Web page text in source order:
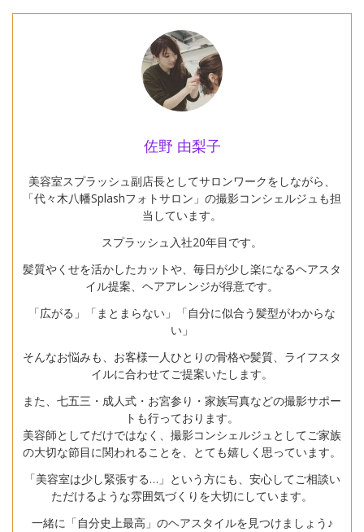
佐野 由梨子
美容室スプラッシュ副店長としてサロンワークをしながら、
「代々木八幡Splashフォトサロン」の撮影コンシェルジュも担
当しています。
スプラッシュ入社20年目です。
髪質やくせを活かしたカットや、毎日が少し楽になるヘアスタ
イル提案、ヘアアレンジが得意です。
「広がる」「まとまらない」「自分に似合う髪型がわからな
い」
そんなお悩みも、お客様一人ひとりの骨格や髪質、ライフスタ
イルに合わせてご提案いたします。
また、七五三・成人式・お宮参り・家族写真などの撮影サポー
トも行っております。
美容師としてだけではなく、撮影コンシェルジュとしてご家族
の大切な節目に関われることを、とても嬉しく思っています。
「美容室は少し緊張する…」という方にも、安心してご相談い
ただけるような雰囲気づくりを大切にしています。
一緒に「自分史上最高」のヘアスタイルを見つけましょう♪